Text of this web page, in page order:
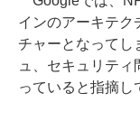
インのアーキテク
チャーとなってし
ュ、セキュリテ
っていると指摘し